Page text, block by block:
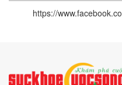
https://